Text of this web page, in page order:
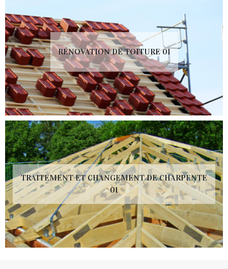
RÉNOVATION DE TOITURE 01
TRAITEMENT ET CHANGEMENT DE CHARPENTE
01